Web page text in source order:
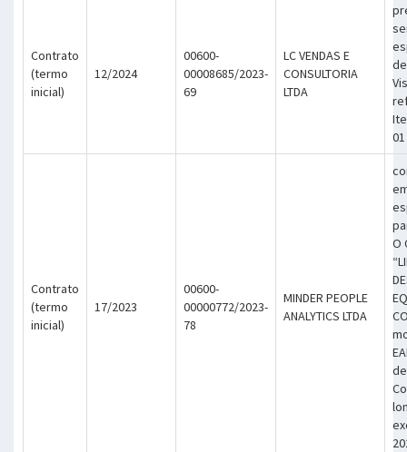
Contrato
(termo
inicial)
12/2024
00600-
00008685/2023-
69
LC VENDAS E
CONSULTORIA
LTDA
Contrato
(termo
inicial)
17/2023
00600-
00000772/2023-
78
MINDER PEOPLE
ANALYTICS LTDA
O